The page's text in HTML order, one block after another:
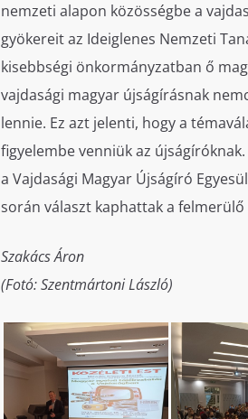
nemzeti alapon közösségbe a
gyökereit az Ideiglenes Nemzeti
kisebbségi önkormányzatban ő
vajdasági magyar újságírásnak
lennie. Ez azt jelenti, hogy a
figyelembe venniük az
a Vajdasági Magyar Újságíró
során választ kaphattak a felmerülő
Szakács Áron
(Fotó: Szentmártoni László)